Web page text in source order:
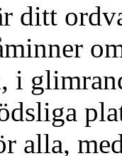
ditt
i
alla,